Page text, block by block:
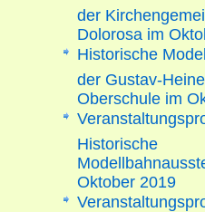
der
Dolorosa im
Historische
der Gustav-
Oberschule im
Historische
Oktober 2019